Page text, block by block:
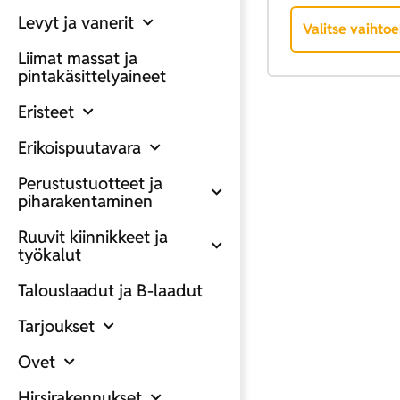
Levyt ja vanerit
Liimat massat ja
pintakäsittelyaineet
Eristeet
Erikoispuutavara
Perustustuotteet ja
piharakentaminen
Ruuvit kiinnikkeet ja
työkalut
Talouslaadut ja B-laadut
Tarjoukset
Ovet
Valitse